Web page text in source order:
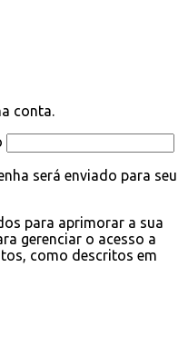
conta.
será enviado para seu
para aprimorar a sua
gerenciar o acesso a
como descritos em